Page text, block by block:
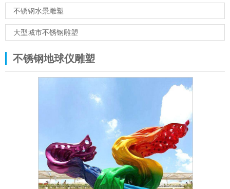
不锈钢水景雕塑
大型城市不锈钢雕塑
不锈钢地球仪雕塑